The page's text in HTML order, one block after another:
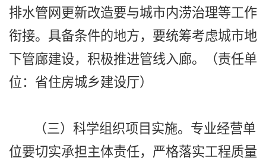
排水管网更新改造要与城市内涝治理等工作
衔接。具备条件的地方，要统筹考虑城市地
下管廊建设，积极推进管线入廊。（责任单
位：省住房城乡建设厅）
（三）科学组织项目实施。专业经营单
位要切实承担主体责任，严格落实工程质量